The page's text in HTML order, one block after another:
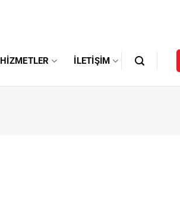
HIZMETLER İLETIŞIM